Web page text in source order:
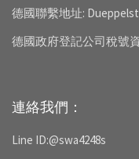
德國聯繫地址:
德國政府登記公司稅號資
連絡我們：
Line ID:@swa4248s